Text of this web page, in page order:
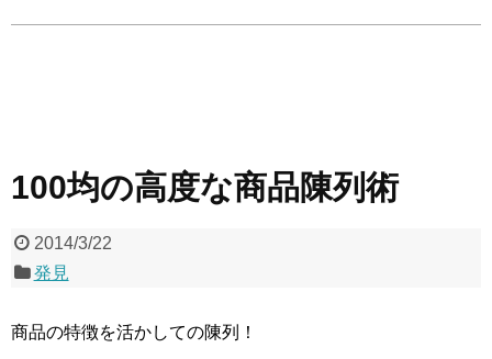
100均の高度な商品陳列術
2014/3/22
発見
商品の特徴を活かしての陳列！